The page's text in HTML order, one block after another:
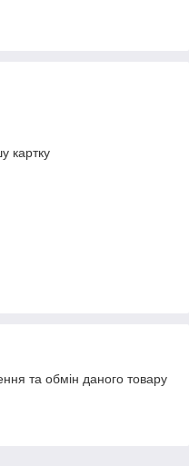
картку
та обмін даного товару